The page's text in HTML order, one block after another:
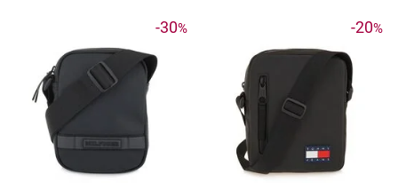
-30% -20%